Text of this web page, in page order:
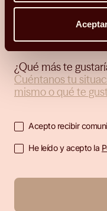
contactarme en el
¿Qué más te
Acepto recibir
He leído y acepto la